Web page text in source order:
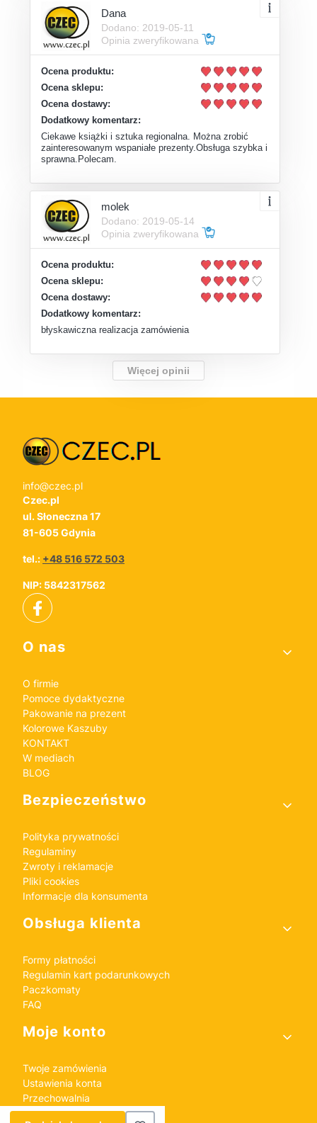
Dana
Dodano: 2019-05-11
Opinia zweryfikowana
Ocena produktu:
Ocena sklepu:
Ocena dostawy:
Dodatkowy komentarz:
Ciekawe książki i sztuka regionalna. Można zrobić
zainteresowanym wspaniałe prezenty.Obsługa szybka i
sprawna.Polecam.
molek
Dodano: 2019-05-14
Opinia zweryfikowana
Ocena produktu:
Ocena sklepu:
Ocena dostawy:
Dodatkowy komentarz:
błyskawiczna realizacja zamówienia
Więcej opinii
info@czec.pl
Czec.pl
ul. Słoneczna 17
81-605 Gdynia
tel.: +48 516 572 503
NIP: 5842317562
Linki w stopce
O nas
O firmie
Pomoce dydaktyczne
Pakowanie na prezent
Kolorowe Kaszuby
KONTAKT
W mediach
BLOG
Bezpieczeństwo
Polityka prywatności
Regulaminy
Zwroty i reklamacje
Pliki cookies
Informacje dla konsumenta
Obsługa klienta
Formy płatności
Regulamin kart podarunkowych
Paczkomaty
FAQ
Moje konto
Twoje zamówienia
Ustawienia konta
Przechowalnia